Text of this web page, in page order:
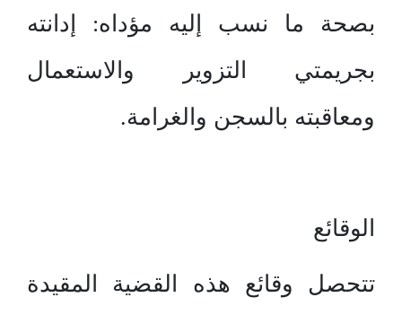
بصحة ما نسب إليه مؤداه: إدانته
بجريمتي التزوير والاستعمال
ومعاقبته بالسجن والغرامة.
الوقائع
تتحصل وقائع هذه القضية المقيدة